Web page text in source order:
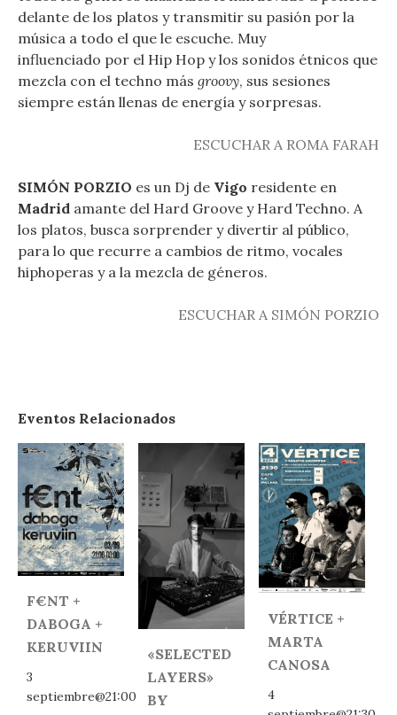
delante de los platos y transmitir su pasión por la
música a todo el que le escuche. Muy
influenciado por el Hip Hop y los sonidos étnicos que
mezcla con el techno más groovy, sus sesiones
siempre están llenas de energía y sorpresas.
ESCUCHAR A ROMA FARAH
SIMÓN PORZIO es un Dj de Vigo residente en
Madrid amante del Hard Groove y Hard Techno. A
los platos, busca sorprender y divertir al público,
para lo que recurre a cambios de ritmo, vocales
hiphoperas y a la mezcla de géneros.
ESCUCHAR A SIMÓN PORZIO
Eventos Relacionados
F€NT +
DABOGA +
KERUVIIN
3
septiembre@21:00
«SELECTED
LAYERS»
BY
VÉRTICE +
MARTA
CANOSA
4